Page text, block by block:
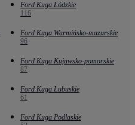
Ford Kuga Łódzkie
116
Ford Kuga Warmińsko-mazurskie
96
Ford Kuga Kujawsko-pomorskie
87
Ford Kuga Lubuskie
61
Ford Kuga Podlaskie